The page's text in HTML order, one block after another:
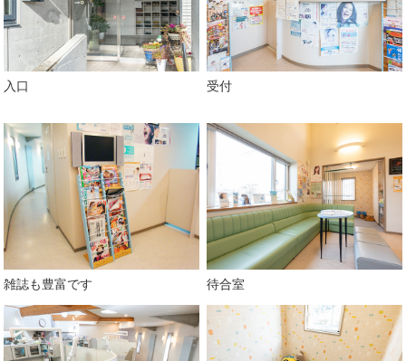
入口 受付
雑誌も豊富です 待合室